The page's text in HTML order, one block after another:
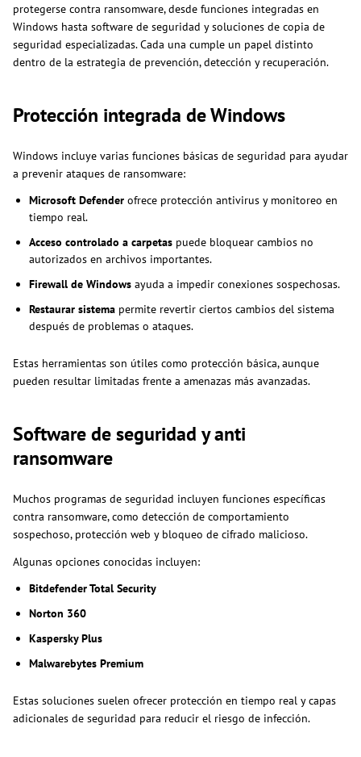
protegerse contra ransomware, desde funciones integradas en
Windows hasta software de seguridad y soluciones de copia de
seguridad especializadas. Cada una cumple un papel distinto
dentro de la estrategia de prevención, detección y recuperación.
Protección integrada de Windows
Windows incluye varias funciones básicas de seguridad para ayudar
a prevenir ataques de ransomware:
Microsoft Defender ofrece protección antivirus y monitoreo en
tiempo real.
Acceso controlado a carpetas puede bloquear cambios no
autorizados en archivos importantes.
Firewall de Windows ayuda a impedir conexiones sospechosas.
Restaurar sistema permite revertir ciertos cambios del sistema
después de problemas o ataques.
Estas herramientas son útiles como protección básica, aunque
pueden resultar limitadas frente a amenazas más avanzadas.
Software de seguridad y anti
ransomware
Muchos programas de seguridad incluyen funciones específicas
contra ransomware, como detección de comportamiento
sospechoso, protección web y bloqueo de cifrado malicioso.
Algunas opciones conocidas incluyen:
Bitdefender Total Security
Norton 360
Kaspersky Plus
Malwarebytes Premium
Estas soluciones suelen ofrecer protección en tiempo real y capas
adicionales de seguridad para reducir el riesgo de infección.